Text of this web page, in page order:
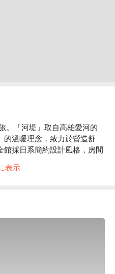
。「河堤」取自高雄愛河的
溫暖理念，致力於營造舒
採日系簡約設計風格，房間
星
自立館住宿方案、河堤漫旅
表示